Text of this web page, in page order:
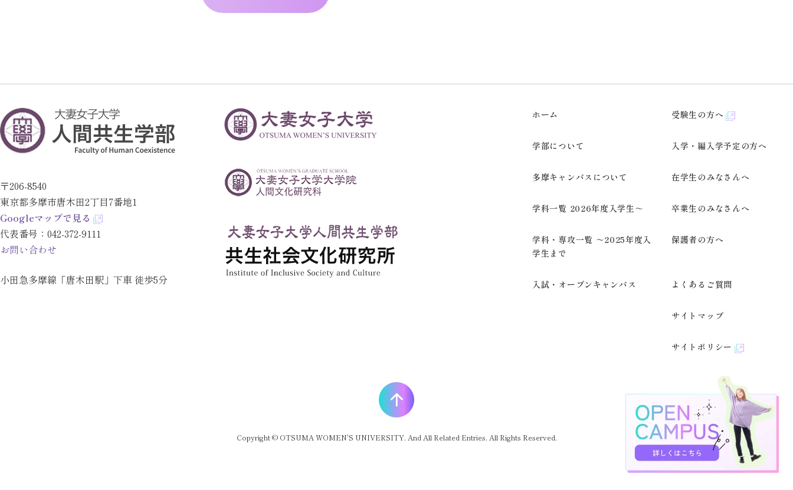
〒206-8540
東京都多摩市唐木田2丁目7番地1
Googleマップで見る
代表番号： 042-372-9111
お問い合わせ
小田急多摩線「唐木田駅」下車 徒歩5分
ホーム
学部について
多摩キャンパスについて
学科一覧 2026年度入学生～
学科・専攻一覧 ～2025年度入
学生まで
入試・オープンキャンパス
受験生の方へ
入学・編入学予定の方へ
在学生のみなさんへ
卒業生のみなさんへ
保護者の方へ
よくあるご質問
サイトマップ
サイトポリシー
Copyright © OTSUMA WOMEN'S UNIVERSITY. And All Related Entries. All Rights Reserved.